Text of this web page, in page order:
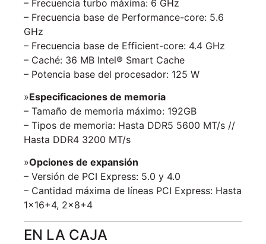
– Frecuencia turbo máxima: 6 GHz
– Frecuencia base de Performance-core: 5.6
GHz
– Frecuencia base de Efficient-core: 4.4 GHz
– Caché: 36 MB Intel® Smart Cache
– Potencia base del procesador: 125 W
»Especificaciones de memoria
– Tamaño de memoria máximo: 192GB
– Tipos de memoria: Hasta DDR5 5600 MT/s //
Hasta DDR4 3200 MT/s
»Opciones de expansión
– Versión de PCI Express: 5.0 y 4.0
– Cantidad máxima de líneas PCI Express: Hasta
1×16+4, 2×8+4
EN LA CAJA